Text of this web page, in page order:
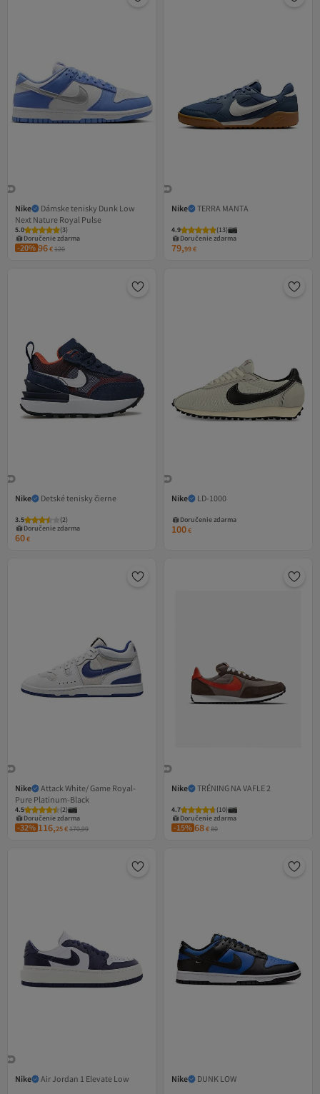
Nike
Dámske tenisky Dunk Low
Next Nature Royal Pulse
5.0 (3)
Doručenie zdarma
-20% 96€120
Nike TERRA MANTA
4.9 (13)
Doručenie zdarma
79,99€
Nike Detské tenisky čierne
3.5 (2)
Doručenie zdarma
60€
Nike LD-1000
Doručenie zdarma
100€
Nike
Attack White/ Game Royal-
Pure Platinum-Black
4.5 (2)
Doručenie zdarma
-32% 116,25€170,99
Nike TRÉNING NA VAFLE 2
4.7 (10)
Doručenie zdarma
-15% 68€80
Nike Air Jordan 1 Elevate Low Nike DUNK LOW